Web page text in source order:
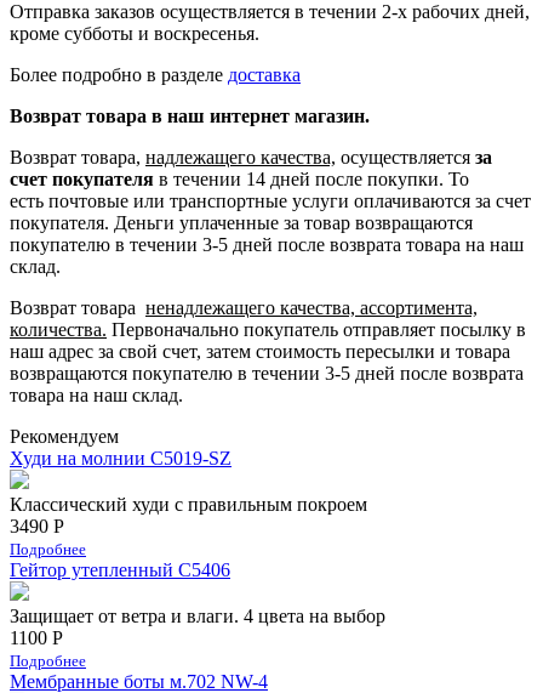
Отправка заказов осуществляется в течении 2-х рабочих дней,
кроме субботы и воскресенья.
Более подробно в разделе доставка
Возврат товара в наш интернет магазин.
Возврат товара, надлежащего качества, осуществляется за
счет покупателя в течении 14 дней после покупки. То
есть почтовые или транспортные услуги оплачиваются за счет
покупателя. Деньги уплаченные за товар возвращаются
покупателю в течении 3-5 дней после возврата товара на наш
склад.
Возврат товара ненадлежащего качества, ассортимента,
количества. Первоначально покупатель отправляет посылку в
наш адрес за свой счет, затем стоимость пересылки и товара
возвращаются покупателю в течении 3-5 дней после возврата
товара на наш склад.
Рекомендуем
Худи на молнии C5019-SZ
Классический худи с правильным покроем
3490 Р
Подробнее
Гейтор утепленный C5406
Защищает от ветра и влаги. 4 цвета на выбор
1100 Р
Подробнее
Мембранные боты м.702 NW-4